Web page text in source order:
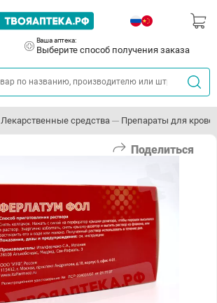
Ваша аптека:
Выберите способ получения заказа
Лекарственные средства Препараты для
Поделиться